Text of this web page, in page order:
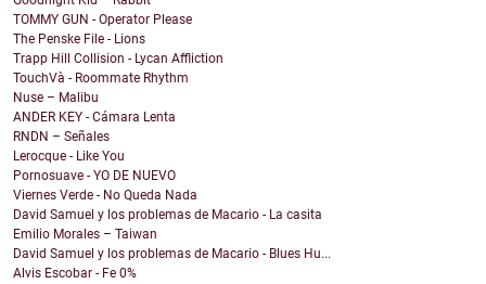
TOMMY GUN - Operator Please
The Penske File - Lions
Trapp Hill Collision - Lycan Affliction
TouchVà - Roommate Rhythm
Nuse – Malibu
ANDER KEY - Cámara Lenta
RNDN – Señales
Lerocque - Like You
Pornosuave - YO DE NUEVO
Viernes Verde - No Queda Nada
David Samuel y los problemas de Macario - La casita
Emilio Morales – Taiwan
David Samuel y los problemas de Macario - Blues Hu...
Alvis Escobar - Fe 0%